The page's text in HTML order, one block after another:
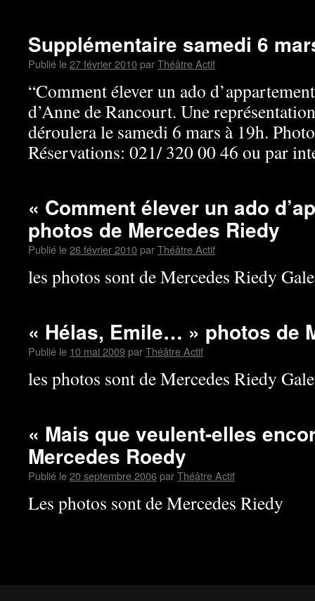
Supplémentaire samedi 6
Publié le27 février 2010parThéâtre Actif
“Comment élever un ado
d’Anne de Rancourt. Une
déroulera le samedi 6 mars à 19h.
Réservations: 021/ 320 00 46 ou par
« Comment élever un ado
photos de Mercedes Riedy
Publié le26 février 2010parThéâtre Actif
les photos sont de Mercedes Riedy
« Hélas, Emile… » photos de
Publié le 10 mai 2009parThéâtre Actif
les photos sont de Mercedes Riedy
« Mais que veulent-elles
Mercedes Roedy
Publié le20 septembre 2006parThéâtre Actif
Les photos sont de Mercedes Riedy